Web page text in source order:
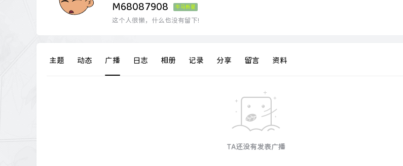
M68087908 牛马新星
这个人很懒，什么也没有留下!
主题 动态 广播 日志 相册 记录 分享 留言 资料
TA还没有发表广播